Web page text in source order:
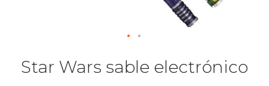
Star Wars sable electrónico